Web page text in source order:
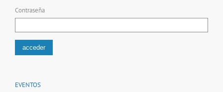
Contraseña
EVENTOS